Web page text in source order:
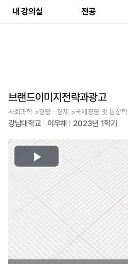
내 강의실 전공
브랜드이미지전략과광고
사회과학 >경영ㆍ경제 >국제경영 및 통상학
강남대학교 이우채 2023년 1학기
Play
Video